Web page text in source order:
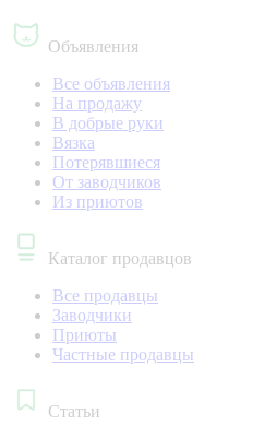
Объявления
Все объявления
На продажу
В добрые руки
Вязка
Потерявшиеся
От заводчиков
Из приютов
Каталог продавцов
Все продавцы
Заводчики
Приюты
Частные продавцы
Статьи